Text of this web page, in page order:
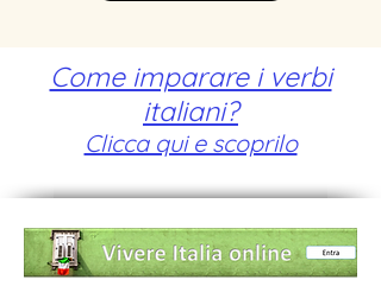
Come imparare i verbi
italiani?
Clicca qui e scoprilo